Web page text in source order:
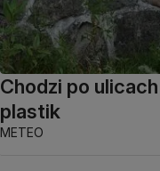
Chodzi po
plastik
METEO